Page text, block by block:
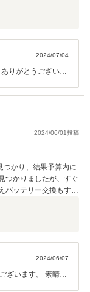
2024/07/04
りがとうございま
させていただきま
2024/06/01投稿
つかり、結果予算内に
つかりましたが、すぐ
バッテリー交換もすぐ
加入をもう少し慎重
まで担当してくださっ
族や友人にもこちら
2024/06/07
ざいます。 素晴ら